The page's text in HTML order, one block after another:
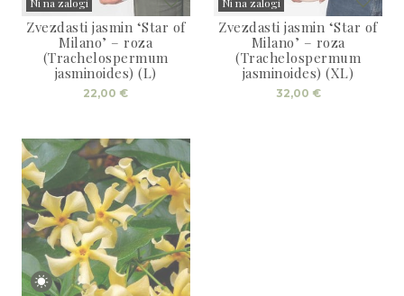
Ni na zalogi
Sold
Zvezdasti jasmin ‘Star of
Milano’ – roza
(Trachelospermum
jasminoides) (L)
22,00 €
Ni na zalogi
Sold
Zvezdasti jasmin ‘Star of
Milano’ – roza
(Trachelospermum
jasminoides) (XL)
32,00 €
€
Dodaj v košarico
Preberi prispevek